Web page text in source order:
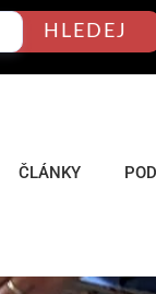
HLEDEJ
ČLÁNKY